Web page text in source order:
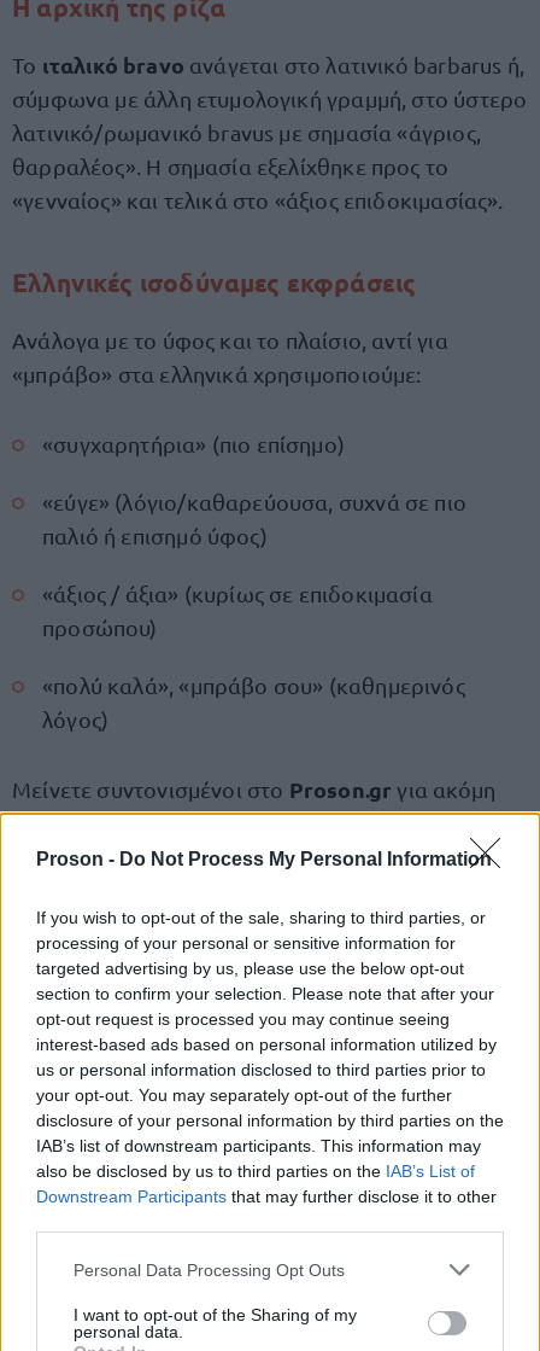
Proson - Do Not Process My Personal Information
If you wish to opt-out of the sale, sharing to third parties, or
processing of your personal or sensitive information for
targeted advertising by us, please use the below opt-out
section to confirm your selection. Please note that after your
opt-out request is processed you may continue seeing
interest-based ads based on personal information utilized by
us or personal information disclosed to third parties prior to
your opt-out. You may separately opt-out of the further
disclosure of your personal information by third parties on the
IAB’s list of downstream participants. This information may
also be disclosed by us to third parties on the IAB’s List of
Downstream Participants that may further disclose it to other
Please note that this website/app uses one or more Google
not limited to your visit or usage behaviour. You may click to
grant or deny consent to Google and its third-party tags to
Personal Data Processing Opt Outs
I want to opt-out of the Sharing of my
personal data.
Η αρχική της ρίζα
Το ιταλικό bravo ανάγεται στο λατινικό barbarus ή,
σύμφωνα με άλλη ετυμολογική γραμμή, στο ύστερο
λατινικό/ρωμανικό bravus με σημασία «άγριος,
θαρραλέος». Η σημασία εξελίχθηκε προς το
«γενναίος» και τελικά στο «άξιος επιδοκιμασίας».
Ελληνικές ισοδύναμες εκφράσεις
Ανάλογα με το ύφος και το πλαίσιο, αντί για
«μπράβο» στα ελληνικά χρησιμοποιούμε:
«συγχαρητήρια» (πιο επίσημο)
«εύγε» (λόγιο/καθαρεύουσα, συχνά σε πιο
παλιό ή επισημό ύφος)
«άξιος / άξια» (κυρίως σε επιδοκιμασία
προσώπου)
«πολύ καλά», «μπράβο σου» (καθημερινός
λόγος)
Μείνετε συντονισμένοι στο Proson.gr για ακόμη
περισσότερες ενδιαφέρουσες και
σπάνιεςελληνικές και ξενικές λέξεις που αξίζει να
ΑΣΕΠ: Πιστοποίηση Αγγλικών σε
μόνο 2 ημέρες στα χέρια σας
ΑΣΕΠ: Εξ αποστάσεως η πιο Εύκολη
μέρες